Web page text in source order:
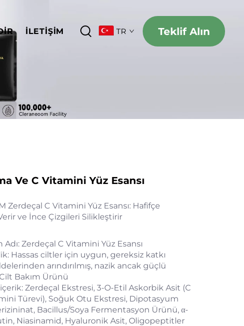
İLETIŞIM TR Teklif Alın
Ve C Vitamini Yüz Esansı
Zerdeçal C Vitamini Yüz Esansı: Hafifçe
ve İnce Çizgileri Silikleştirir
Adı: Zerdeçal C Vitamini Yüz Esansı
Hassas ciltler için uygun, gereksiz katkı
arındırılmış, nazik ancak güçlü
Bakım Ürünü
Zerdeçal Ekstresi, 3-O-Etil Askorbik Asit (C
Türevi), Soğuk Otu Ekstresi, Dipotasyum
Bacillus/Soya Fermentasyon Ürünü, α-
Niasinamid, Hyaluronik Asit, Oligopeptitler